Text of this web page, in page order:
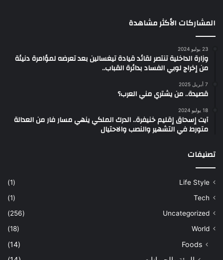
المشاركات الأكثر مشاهدة
23 يوليو 2024
وزارة الداخلية تنتصر لقائد قيادة تيغسالين بعد تعرضه لمؤامرة دنيئة
من إخراج لوبي الفساد بدائرة القباب..
7 أبريل 2025
قصيدة.. من يشتري مني العرب؟
18 يوليو 2024
آيت إسحاق إقليم خنيفرة.. الدرك الملكي ينهي مسار فار من العدالة
متورط في التشهير والنصب والاحتيال
تصنيفات
Life Style
(1)
Tech
(1)
Uncategorized
(256)
World
(18)
Foods
(14)